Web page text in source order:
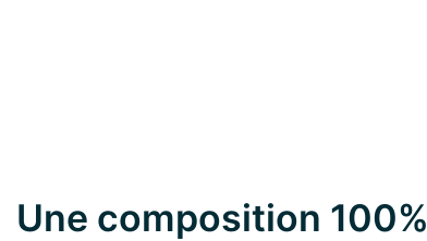
Une composition 100%